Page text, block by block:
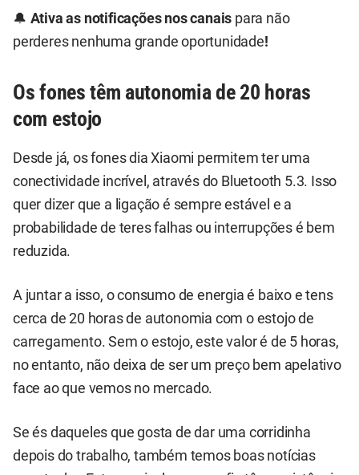
🔔 Ativa as notificações nos canais para não
perderes nenhuma grande oportunidade!
Os fones têm autonomia de 20 horas
com estojo
Desde já, os fones dia Xiaomi permitem ter uma
conectividade incrível, através do Bluetooth 5.3. Isso
quer dizer que a ligação é sempre estável e a
probabilidade de teres falhas ou interrupções é bem
reduzida.
A juntar a isso, o consumo de energia é baixo e tens
cerca de 20 horas de autonomia com o estojo de
carregamento. Sem o estojo, este valor é de 5 horas,
no entanto, não deixa de ser um preço bem apelativo
face ao que vemos no mercado.
Se és daqueles que gosta de dar uma corridinha
depois do trabalho, também temos boas notícias